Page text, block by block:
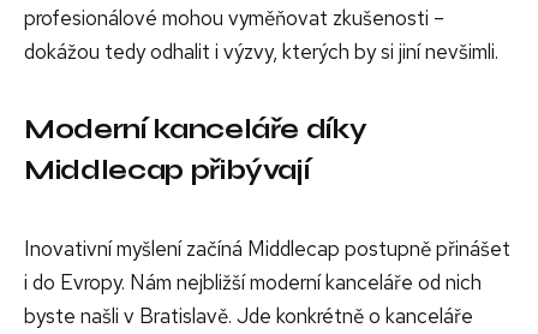
profesionálové mohou vyměňovat zkušenosti –
dokážou tedy odhalit i výzvy, kterých by si jiní nevšimli.
Moderní kanceláře díky
Middlecap přibývají
Inovativní myšlení začíná Middlecap postupně přinášet
i do Evropy. Nám nejbližší moderní kanceláře od nich
byste našli v Bratislavě. Jde konkrétně o kanceláře